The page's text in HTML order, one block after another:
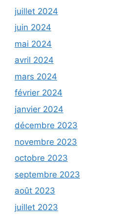
juillet 2024
juin 2024
mai 2024
avril 2024
mars 2024
février 2024
janvier 2024
décembre 2023
novembre 2023
octobre 2023
septembre 2023
août 2023
juillet 2023